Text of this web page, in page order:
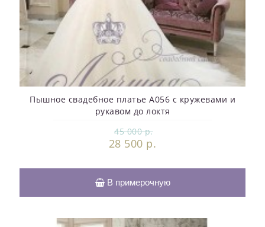
Пышное свадебное платье A056 с кружевами и
рукавом до локтя
45 000 р.
28 500 р.
В примерочную